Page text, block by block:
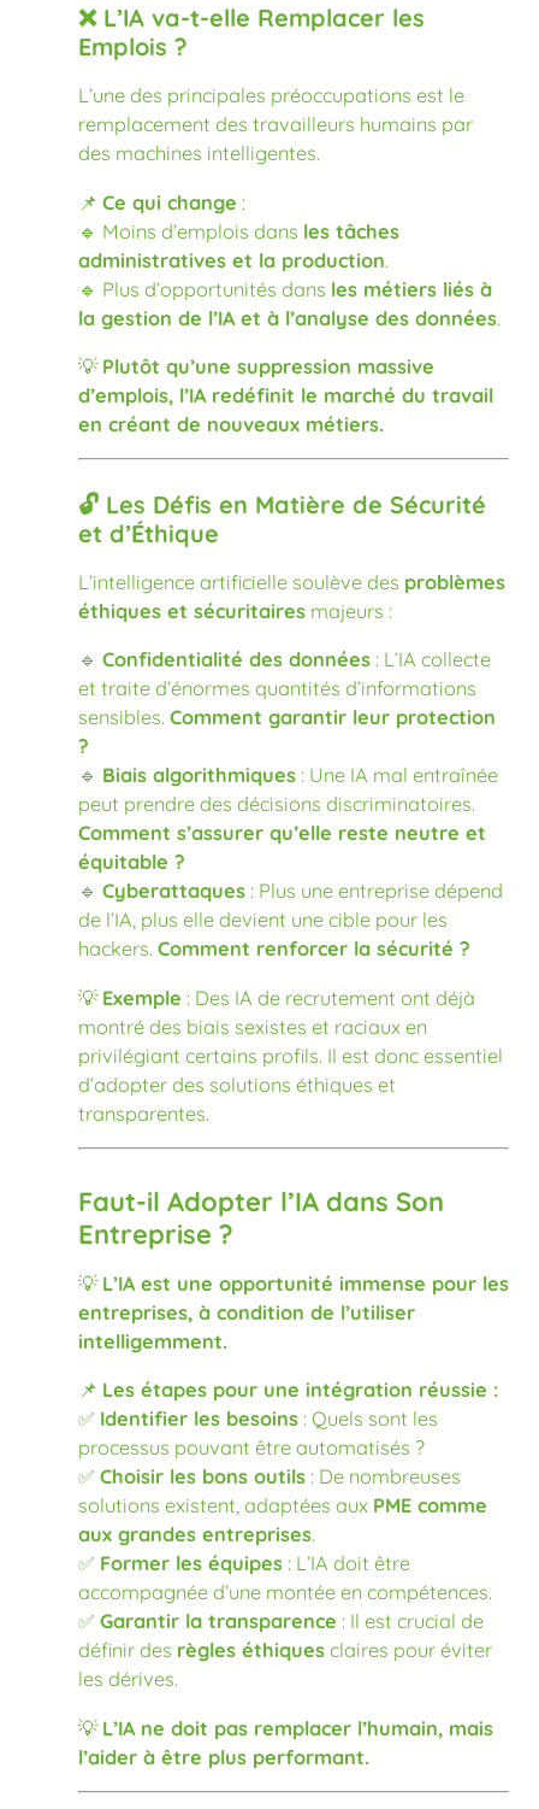
❌ L’IA va-t-elle Remplacer les
Emplois ?
L’une des principales préoccupations est le
remplacement des travailleurs humains par
des machines intelligentes.
📌 Ce qui change :
🔹 Moins d’emplois dans les tâches
administratives et la production.
🔹 Plus d’opportunités dans les métiers liés à
la gestion de l’IA et à l’analyse des données.
💡 Plutôt qu’une suppression massive
d’emplois, l’IA redéfinit le marché du travail
en créant de nouveaux métiers.
🔓 Les Défis en Matière de Sécurité
et d’Éthique
L’intelligence artificielle soulève des problèmes
éthiques et sécuritairesmajeurs :
🔹 Confidentialité des données: L’IA collecte
et traite d’énormes quantités d’informations
sensibles. Comment garantir leur protection
?
🔹 Biais algorithmiques: Une IA mal entraînée
peut prendre des décisions discriminatoires.
Comment s’assurer qu’elle reste neutre et
équitable ?
🔹 Cyberattaques: Plus une entreprise dépend
de l’IA, plus elle devient une cible pour les
hackers. Comment renforcer la sécurité ?
💡 Exemple : Des IA de recrutement ont déjà
montré des biais sexistes et raciaux en
privilégiant certains profils. Il est donc essentiel
d’adopter des solutions éthiques et
transparentes.
Faut-il Adopter l’IA dans Son
Entreprise ?
💡 L’IA est une opportunité immense pour les
entreprises, à condition de l’utiliser
intelligemment.
📌 Les étapes pour une intégration réussie :
✅ Identifier les besoins: Quels sont les
processus pouvant être automatisés ?
✅ Choisir les bons outils: De nombreuses
solutions existent, adaptées aux PME comme
aux grandes entreprises.
✅ Former les équipes: L’IA doit être
accompagnée d’une montée en compétences.
✅ Garantir la transparence : Il est crucial de
définir des règles éthiquesclaires pour éviter
les dérives.
💡 L’IA ne doit pas remplacer l’humain, mais
l’aider à être plus performant.